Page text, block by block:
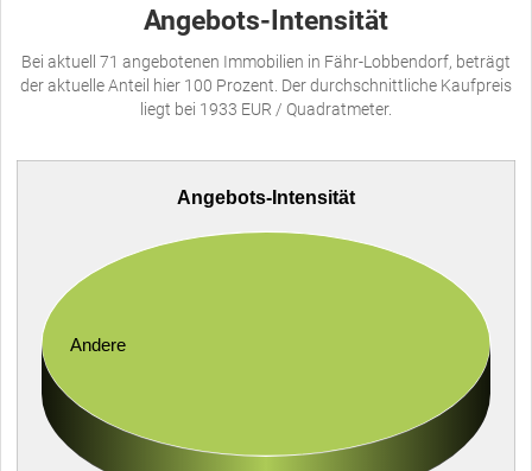
Angebots-Intensität
Bei aktuell 71 angebotenen Immobilien in Fähr-Lobbendorf, beträgt
der aktuelle Anteil hier 100 Prozent. Der durchschnittliche Kaufpreis
liegt bei 1933 EUR / Quadratmeter.
Angebots-Intensität
Andere